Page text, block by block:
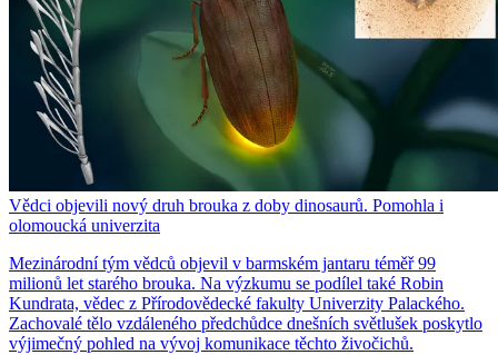
Vědci objevili nový druh brouka z doby dinosaurů. Pomohla i
olomoucká univerzita
Mezinárodní tým vědců objevil v barmském jantaru téměř 99
milionů let starého brouka. Na výzkumu se podílel také Robin
Kundrata, vědec z Přírodovědecké fakulty Univerzity Palackého.
Zachovalé tělo vzdáleného předchůdce dnešních světlušek poskytlo
výjimečný pohled na vývoj komunikace těchto živočichů.